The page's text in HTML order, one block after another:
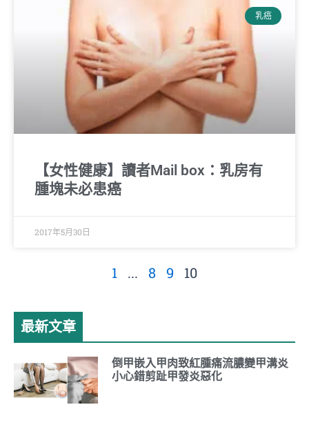
乳癌
【女性健康】讀者Mail box：乳房有
腫塊未必患癌
2017年5月30日
1 ... 8 9 10
最新文章
倒甲嵌入甲肉致紅腫痛流膿變甲溝炎
小心錯剪趾甲發炎惡化